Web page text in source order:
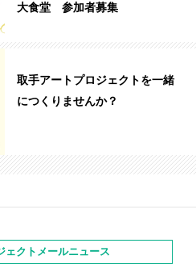
大食堂 参加者募集
取手アートプロジェクトを一緒
につくりませんか？
ェクトメールニュース